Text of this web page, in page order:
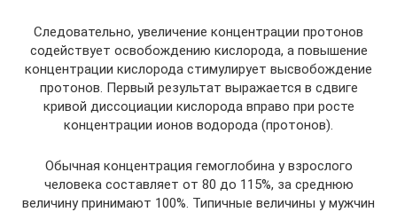
Следовательно, увеличение концентрации протонов
содействует освобождению кислорода, а повышение
концентрации кислорода стимулирует высвобождение
протонов. Первый результат выражается в сдвиге
кривой диссоциации кислорода вправо при росте
концентрации ионов водорода (протонов).
Обычная концентрация гемоглобина у взрослого
человека составляет от 80 до 115%, за среднюю
величину принимают 100%. Типичные величины у мужчин